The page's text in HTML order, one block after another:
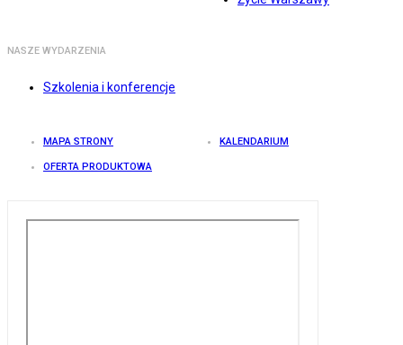
NASZE WYDARZENIA
Szkolenia i konferencje
MAPA STRONY KALENDARIUM
OFERTA PRODUKTOWA